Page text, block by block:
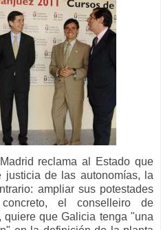
reclama al Estado que
justicia de las autonomías, la
ampliar sus potestades
el conselleiro de
quiere que Galicia tenga "una